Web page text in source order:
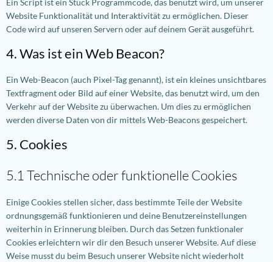
Ein Script ist ein Stück Programmcode, das benutzt wird, um unserer
Website Funktionalität und Interaktivität zu ermöglichen. Dieser
Code wird auf unseren Servern oder auf deinem Gerät ausgeführt.
4. Was ist ein Web Beacon?
Ein Web-Beacon (auch Pixel-Tag genannt), ist ein kleines unsichtbares
Textfragment oder Bild auf einer Website, das benutzt wird, um den
Verkehr auf der Website zu überwachen. Um dies zu ermöglichen
werden diverse Daten von dir mittels Web-Beacons gespeichert.
5. Cookies
5.1 Technische oder funktionelle Cookies
Einige Cookies stellen sicher, dass bestimmte Teile der Website
ordnungsgemäß funktionieren und deine Benutzereinstellungen
weiterhin in Erinnerung bleiben. Durch das Setzen funktionaler
Cookies erleichtern wir dir den Besuch unserer Website. Auf diese
Weise musst du beim Besuch unserer Website nicht wiederholt